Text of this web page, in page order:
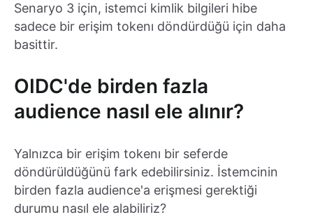
Senaryo 3 için, istemci kimlik bilgileri hibe
sadece bir erişim tokenı döndürdüğü için daha
basittir.
OIDC'de birden fazla
audience nasıl ele alınır?
Yalnızca bir erişim tokenı bir seferde
döndürüldüğünü fark edebilirsiniz. İstemcinin
birden fazla audience'a erişmesi gerektiği
durumu nasıl ele alabiliriz?